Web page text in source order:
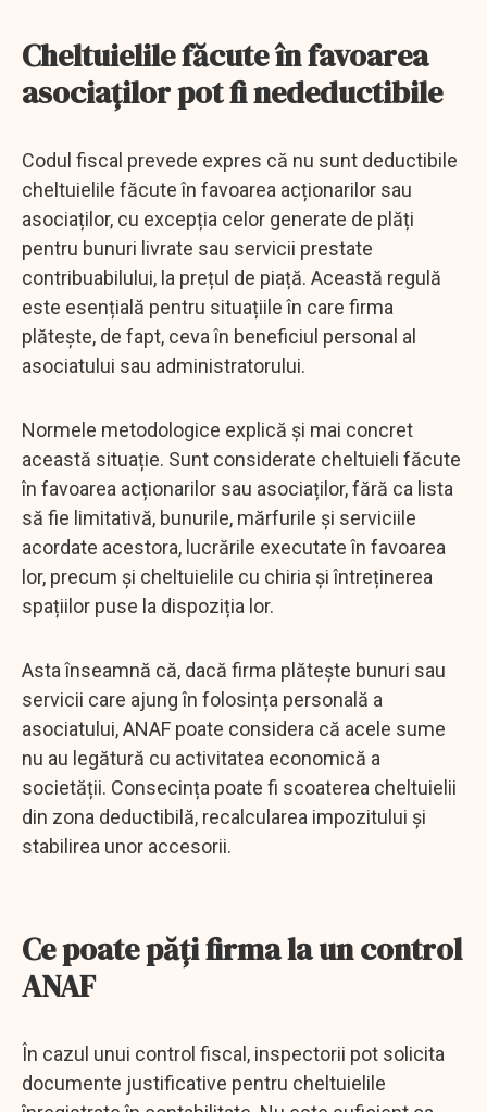
Cheltuielile făcute în favoarea
asociaților pot fi nedeductibile
Codul fiscal prevede expres că nu sunt deductibile
cheltuielile făcute în favoarea acționarilor sau
asociaților, cu excepția celor generate de plăți
pentru bunuri livrate sau servicii prestate
contribuabilului, la prețul de piață. Această regulă
este esențială pentru situațiile în care firma
plătește, de fapt, ceva în beneficiul personal al
asociatului sau administratorului.
Normele metodologice explică și mai concret
această situație. Sunt considerate cheltuieli făcute
în favoarea acționarilor sau asociaților, fără ca lista
să fie limitativă, bunurile, mărfurile și serviciile
acordate acestora, lucrările executate în favoarea
lor, precum și cheltuielile cu chiria și întreținerea
spațiilor puse la dispoziția lor.
Asta înseamnă că, dacă firma plătește bunuri sau
servicii care ajung în folosința personală a
asociatului, ANAF poate considera că acele sume
nu au legătură cu activitatea economică a
societății. Consecința poate fi scoaterea cheltuielii
din zona deductibilă, recalcularea impozitului și
stabilirea unor accesorii.
Ce poate păți firma la un control
ANAF
În cazul unui control fiscal, inspectorii pot solicita
documente justificative pentru cheltuielile